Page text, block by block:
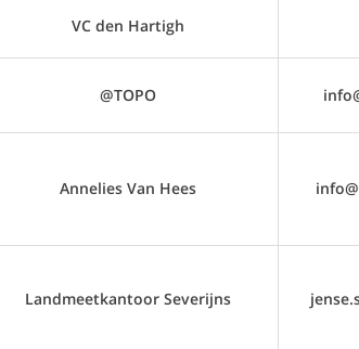
VC den Hartigh
@TOPO
Annelies Van Hees
Landmeetkantoor Severijns